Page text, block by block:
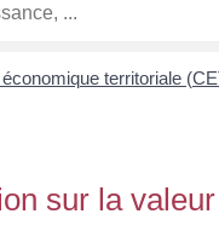
territoriale
sur la